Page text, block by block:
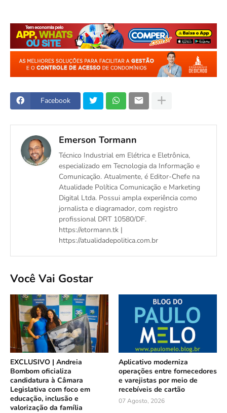
Facebook
Emerson Tormann
Técnico Industrial em Elétrica e Eletrônica,
especializado em Tecnologia da Informação e
Comunicação. Atualmente, é Editor-Chefe na
Atualidade Política Comunicação e Marketing
Digital Ltda. Possui ampla experiência como
jornalista e diagramador, com registro
profissional DRT 10580/DF.
https://etormann.tk |
https://atualidadepolitica.com.br
Você Vai Gostar
EXCLUSIVO | Andreia
Bombom oficializa
candidatura à Câmara
Legislativa com foco em
educação, inclusão e
valorização da família
Aplicativo moderniza
operações entre fornecedores
e varejistas por meio de
recebíveis de cartão
07 Agosto, 2026